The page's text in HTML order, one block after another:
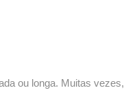
ou longa. Muitas vezes,